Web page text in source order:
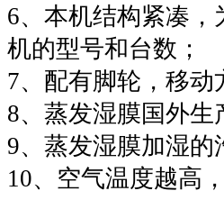
6、本机结构紧凑
机的型号和台数；
7、配有脚轮，移
8、蒸发湿膜国外
9、蒸发湿膜加湿的
10、空气温度越高